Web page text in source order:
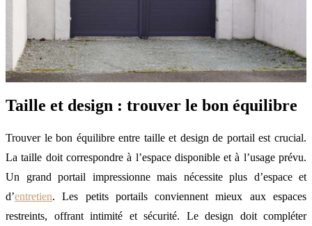
Taille et design : trouver le bon équilibre
Trouver le bon équilibre entre taille et design de portail est crucial.
La taille doit correspondre à l’espace disponible et à l’usage prévu.
Un grand portail impressionne mais nécessite plus d’espace et
d’entretien. Les petits portails conviennent mieux aux espaces
restreints, offrant intimité et sécurité. Le design doit compléter